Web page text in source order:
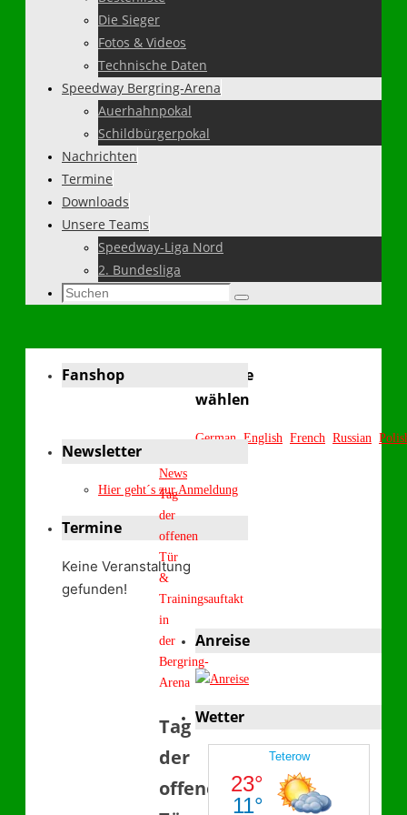
Die Sieger
Fotos & Videos
Technische Daten
Speedway Bergring-Arena
Auerhahnpokal
Schildbürgerpokal
Nachrichten
Termine
Downloads
Unsere Teams
Speedway-Liga Nord
2. Bundesliga
Suchen
Suchen
Sprache
wählen
German English French Russian
Start
News
Tag
der
offenen
Tür
&
Trainingsauftakt
in
der
Bergring-
Arena
Tag
der
offenen
Fanshop
Newsletter
Hier geht´s zur Anmeldung
Termine
Keine Veranstaltung
gefunden!
Anreise
Wetter